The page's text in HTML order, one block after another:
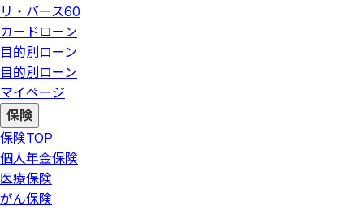
リ・バース60
カードローン
目的別ローン
目的別ローン
マイページ
保険
保険TOP
個人年金保険
医療保険
がん保険